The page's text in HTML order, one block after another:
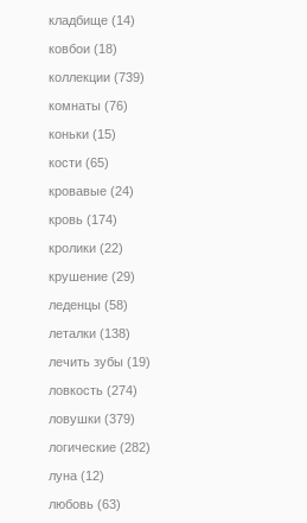
кладбище (14)
ковбои (18)
коллекции (739)
комнаты (76)
коньки (15)
кости (65)
кровавые (24)
кровь (174)
кролики (22)
крушение (29)
леденцы (58)
леталки (138)
лечить зубы (19)
ловкость (274)
ловушки (379)
логические (282)
луна (12)
любовь (63)